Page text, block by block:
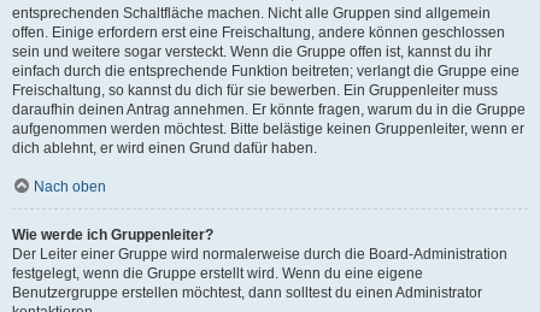
entsprechenden Schaltfläche machen. Nicht alle Gruppen sind allgemein
offen. Einige erfordern erst eine Freischaltung, andere können geschlossen
sein und weitere sogar versteckt. Wenn die Gruppe offen ist, kannst du ihr
einfach durch die entsprechende Funktion beitreten; verlangt die Gruppe eine
Freischaltung, so kannst du dich für sie bewerben. Ein Gruppenleiter muss
daraufhin deinen Antrag annehmen. Er könnte fragen, warum du in die Gruppe
aufgenommen werden möchtest. Bitte belästige keinen Gruppenleiter, wenn er
dich ablehnt, er wird einen Grund dafür haben.
Nach oben
Wie werde ich Gruppenleiter?
Der Leiter einer Gruppe wird normalerweise durch die Board-Administration
festgelegt, wenn die Gruppe erstellt wird. Wenn du eine eigene
Benutzergruppe erstellen möchtest, dann solltest du einen Administrator